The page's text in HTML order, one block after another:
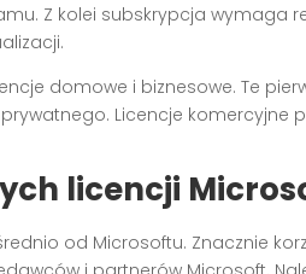
Z kolei subskrypcja wymaga
domowe i biznesowe. Te
Licencje
licencji
od Microsoftu. Znacznie